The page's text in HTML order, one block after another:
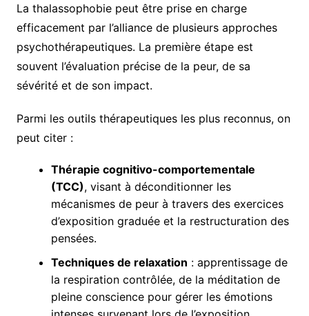
La thalassophobie peut être prise en charge
efficacement par l’alliance de plusieurs approches
psychothérapeutiques. La première étape est
souvent l’évaluation précise de la peur, de sa
sévérité et de son impact.
Parmi les outils thérapeutiques les plus reconnus, on
peut citer :
Thérapie cognitivo-comportementale
(TCC), visant à déconditionner les
mécanismes de peur à travers des exercices
d’exposition graduée et la restructuration des
pensées.
Techniques de relaxation : apprentissage de
la respiration contrôlée, de la méditation de
pleine conscience pour gérer les émotions